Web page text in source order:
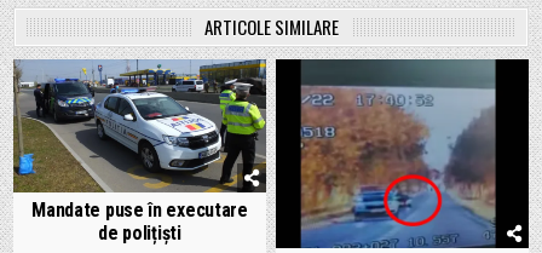
ARTICOLE SIMILARE
Mandate puse în executare
de polițiști